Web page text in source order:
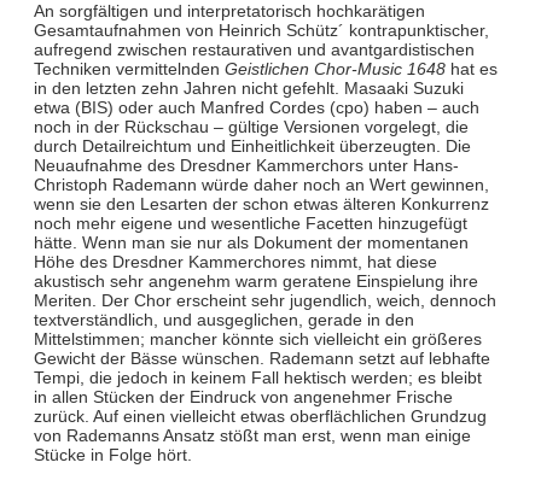
An sorgfältigen und interpretatorisch hochkarätigen
Gesamtaufnahmen von Heinrich Schütz´ kontrapunktischer,
aufregend zwischen restaurativen und avantgardistischen
Techniken vermittelnden Geistlichen Chor-Music 1648hat es
in den letzten zehn Jahren nicht gefehlt. Masaaki Suzuki
etwa (BIS) oder auch Manfred Cordes (cpo) haben – auch
noch in der Rückschau – gültige Versionen vorgelegt, die
durch Detailreichtum und Einheitlichkeit überzeugten. Die
Neuaufnahme des Dresdner Kammerchors unter Hans-
Christoph Rademann würde daher noch an Wert gewinnen,
wenn sie den Lesarten der schon etwas älteren Konkurrenz
noch mehr eigene und wesentliche Facetten hinzugefügt
hätte. Wenn man sie nur als Dokument der momentanen
Höhe des Dresdner Kammerchores nimmt, hat diese
akustisch sehr angenehm warm geratene Einspielung ihre
Meriten. Der Chor erscheint sehr jugendlich, weich, dennoch
textverständlich, und ausgeglichen, gerade in den
Mittelstimmen; mancher könnte sich vielleicht ein größeres
Gewicht der Bässe wünschen. Rademann setzt auf lebhafte
Tempi, die jedoch in keinem Fall hektisch werden; es bleibt
in allen Stücken der Eindruck von angenehmer Frische
zurück. Auf einen vielleicht etwas oberflächlichen Grundzug
von Rademanns Ansatz stößt man erst, wenn man einige
Stücke in Folge hört.